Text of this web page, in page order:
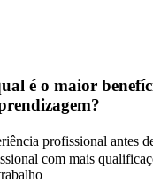
é o maior
profissional antes
com mais